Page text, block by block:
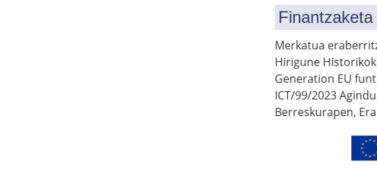
Merkatua
Hirigune
Generation EU
ICT/99/2023
Berreskurapen,